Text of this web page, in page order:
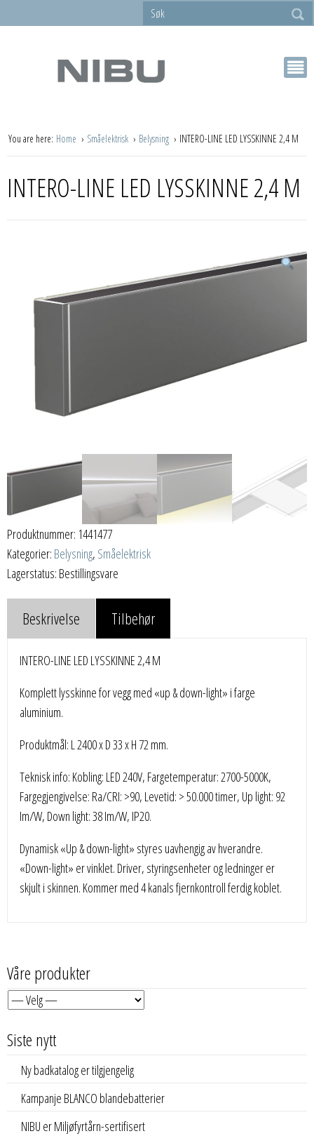
You are here: Home Småelektrisk Belysning INTERO-LINE LED LYSSKINNE 2,4 M
INTERO-LINE LED LYSSKINNE 2,4 M
Produktnummer: 1441477
Kategorier: Belysning, Småelektrisk
Lagerstatus: Bestillingsvare
Beskrivelse Tilbehør
INTERO-LINE LED LYSSKINNE 2,4 M
Komplett lysskinne for vegg med «up & down-light» i farge
aluminium.
Produktmål: L 2400 x D 33 x H 72 mm.
Teknisk info: Kobling: LED 240V, Fargetemperatur: 2700-5000K,
Fargegjengivelse: Ra/CRI: >90, Levetid: > 50.000 timer, Up light: 92
Im/W, Down light: 38 Im/W, IP20.
Dynamisk «Up & down-light» styres uavhengig av hverandre.
«Down-light» er vinklet. Driver, styringsenheter og ledninger er
skjult i skinnen. Kommer med 4 kanals fjernkontroll ferdig koblet.
Våre produkter
Siste nytt
Ny badkatalog er tilgjengelig
Kampanje BLANCO blandebatterier
NIBU er Miljøfyrtårn-sertifisert